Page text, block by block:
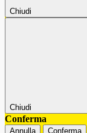
Chiudi
Chiudi
Conferma
Annulla Conferma